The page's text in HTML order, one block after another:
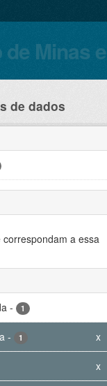
Minas
de dados
a essa
- 1
- 1 x
x